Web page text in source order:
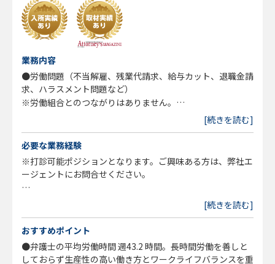
業務内容
●労働問題（不当解雇、残業代請求、給与カット、退職金請
求、ハラスメント問題など）
※労働組合とのつながりはありません。
●企業法務（顧問企業の契約書チェック、各種訴訟対応、就
●B型肝炎訴訟（国家賠償請求訴訟を提起しての給付金の受
給）
●アスベスト（石綿）訴訟
●交通事故
●離婚
その他一般民事事件
[続きを読む]
必要な業務経験
※打診可能ポジションとなります。ご興味ある方は、弊社エ
ージェントにお問合せください。
●修習期：想定 68期～77期（拠点によって幾分求める経験
●経験分野：特に問いません。当事務所の理念、経営方針に
共感をお持ちいただける方。
●弁護士としての職人的事件分野だけでなく、ルーティン業
[続きを読む]
おすすめポイント
●弁護士の平均労働時間 週43.2 時間。長時間労働を善しと
しておらず生産性の高い働き方とワークライフバランスを重